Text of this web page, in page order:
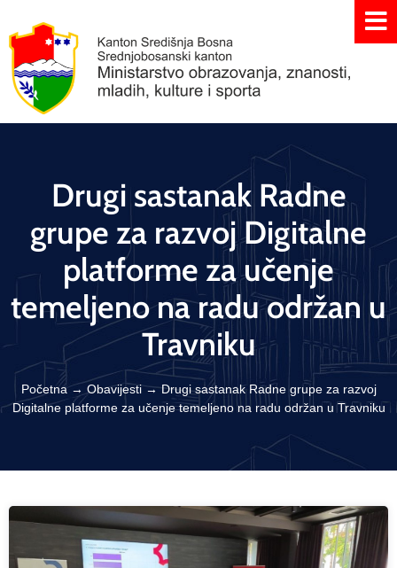
Drugi sastanak Radne
grupe za razvoj Digitalne
platforme za učenje
temeljeno na radu održan u
Travniku
Početna→ Obavijesti→Drugi sastanak Radne grupe za razvoj
Digitalne platforme za učenje temeljeno na radu održan u Travniku